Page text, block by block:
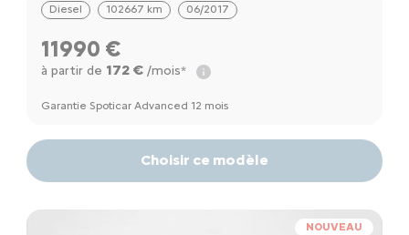
Diesel 102667 km 06/2017
11990 €
à partir de 172 €/mois*
Garantie Spoticar Advanced 12 mois
Choisir ce modèle
NOUVEAU